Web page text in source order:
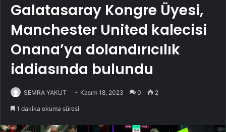
Galatasaray Kongre Üyesi,
Manchester United kalecisi
Onana’ya dolandırıcılık
iddiasında bulundu
SEMRA YAKUT Kasım 18, 2023 0 2
1 dakika okuma süresi